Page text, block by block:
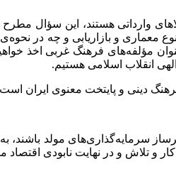
وارداتی هستند، این سؤال
معماری و بازاریابی و چه در
مؤلفههای فرهنگ غربی اخذ
انقلاب ‌اسلامی هستیم.
دینی و پایتخت معنوی ایران
سرمایه‌گذاری‌های مولد
تلاش و در نهایت نابودی اقتصاد